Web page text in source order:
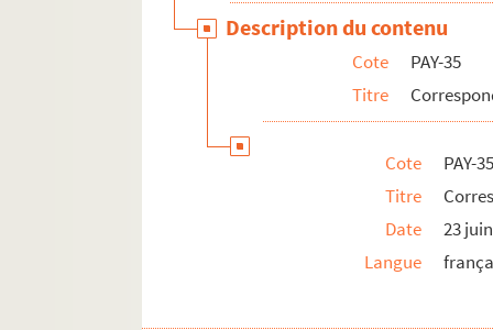
Description du contenu
Cote
PAY-35
Titre
Cote
PAY-
Titre
Date
23
Langue